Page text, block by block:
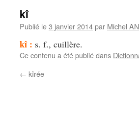
kî
Publié le3 janvier 2014par Michel
kî : s. f., cuillère.
Ce contenu a été publié dans
← kîrée